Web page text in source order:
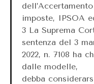
imposte, IPSOA
3 La Suprema
sentenza del 3
2022, n. 7108 ha
dalle modelle,
debba